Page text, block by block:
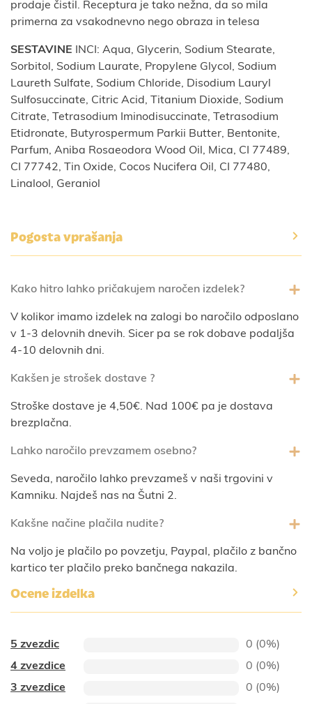
prodaje čistil. Receptura je tako nežna, da so mila
primerna za vsakodnevno nego obraza in telesa
SESTAVINE
INCI: Aqua, Glycerin, Sodium Stearate,
Sorbitol, Sodium Laurate, Propylene Glycol, Sodium
Laureth Sulfate, Sodium Chloride, Disodium Lauryl
Sulfosuccinate, Citric Acid, Titanium Dioxide, Sodium
Citrate, Tetrasodium Iminodisuccinate, Tetrasodium
Etidronate, Butyrospermum Parkii Butter, Bentonite,
Parfum, Aniba Rosaeodora Wood Oil, Mica, CI 77489,
CI 77742, Tin Oxide, Cocos Nucifera Oil, CI 77480,
Linalool, Geraniol
Pogosta vprašanja
Kako hitro lahko pričakujem naročen izdelek?
V kolikor imamo izdelek na zalogi bo naročilo odposlano
v 1-3 delovnih dnevih. Sicer pa se rok dobave podaljša
4-10 delovnih dni.
Kakšen je strošek dostave ?
Stroške dostave je 4,50€. Nad 100€ pa je dostava
brezplačna.
Lahko naročilo prevzamem osebno?
Seveda, naročilo lahko prevzameš v naši trgovini v
Kamniku. Najdeš nas na Šutni 2.
Kakšne načine plačila nudite?
Na voljo je plačilo po povzetju, Paypal, plačilo z bančno
kartico ter plačilo preko bančnega nakazila.
Ocene izdelka
5 zvezdic
0 (0%)
4 zvezdice
0 (0%)
3 zvezdice
0 (0%)